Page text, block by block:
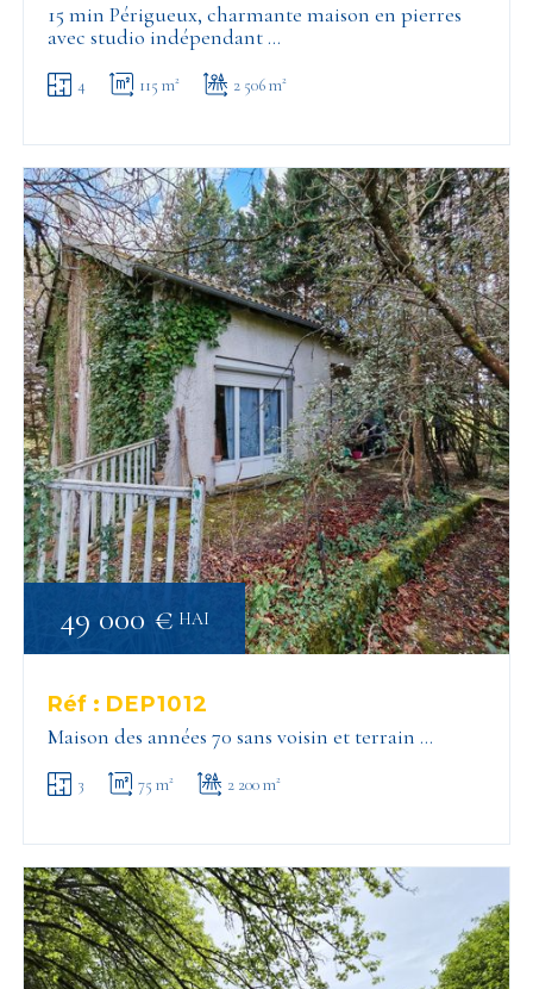
15 min Périgueux, charmante maison en pierres
avec studio indépendant …
4 115 m² 2 506 m²
Réf : DEP1012
Maison des années 70 sans voisin et terrain …
3 75 m² 2 200 m²
49 000 € HAI